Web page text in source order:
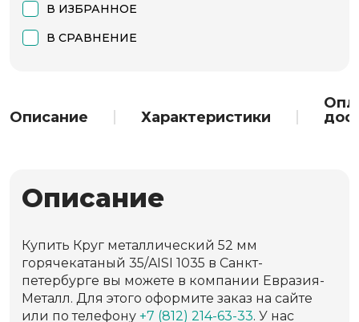
В ИЗБРАННОЕ
В СРАВНЕНИЕ
Описание Характеристики
Описание
Купить Круг металлический 52 мм
горячекатаный 35/AISI 1035 в Санкт-
петербурге вы можете в компании Евразия-
Металл. Для этого оформите заказ на сайте
или по телефону +7 (812) 214-63-33. У нас